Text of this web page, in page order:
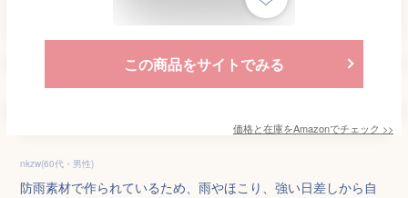
この商品をサイトでみる
価格と在庫をAmazonでチェック >>
nkzw(60代・男性)
防雨素材で作られているため、雨やほこり、強い日差しから自